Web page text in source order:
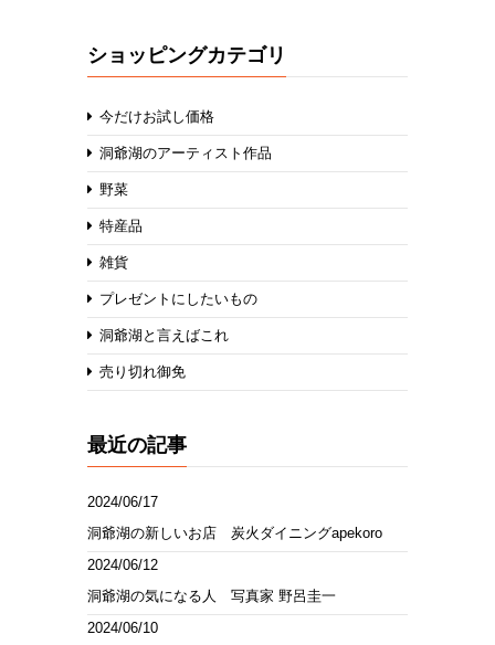
ショッピングカテゴリ
今だけお試し価格
洞爺湖のアーティスト作品
野菜
特産品
雑貨
プレゼントにしたいもの
洞爺湖と言えばこれ
売り切れ御免
最近の記事
2024/06/17
洞爺湖の新しいお店 炭火ダイニングapekoro
2024/06/12
洞爺湖の気になる人 写真家 野呂圭一
2024/06/10